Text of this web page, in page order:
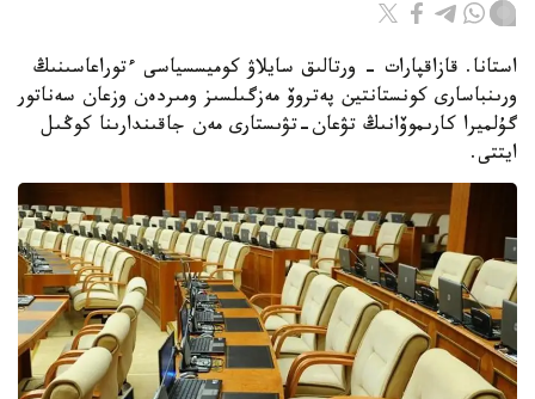
استانا. قازاقپارات - ورتالىق سايلاۋ كوميسسياسى ءتوراعاسىنىڭ
ورىنباسارى كونستانتين پەتروۆ مەزگىلسىز ومىردەن وزعان سەناتور
گۇلميرا كارىموۆانىڭ تۋعان-تۋىستارى مەن جاقىندارىنا كوڭىل
ايتتى.